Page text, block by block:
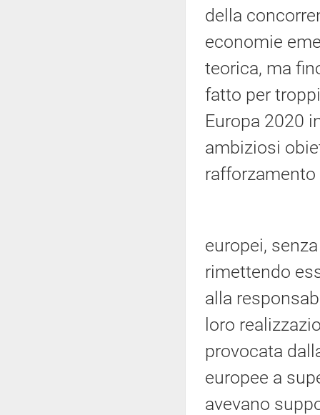
della
economie
teorica, ma
fatto per
Europa 2020
ambiziosi
europei,
rimettendo
alla
loro
provocata
europee a
avevano